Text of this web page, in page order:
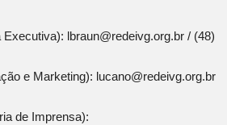
lbraun@redeivg.org.br / (48)
e Marketing): lucano@redeivg.org.br
de Imprensa):